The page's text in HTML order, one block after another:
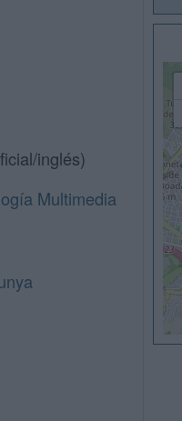
inglés)
Multimedia